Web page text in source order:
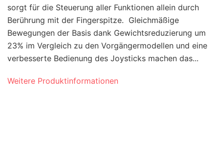
sorgt für die Steuerung aller Funktionen allein durch
Berührung mit der Fingerspitze. Gleichmäßige
Bewegungen der Basis dank Gewichtsreduzierung um
23% im Vergleich zu den Vorgängermodellen und eine
verbesserte Bedienung des Joysticks machen das...
Weitere Produktinformationen